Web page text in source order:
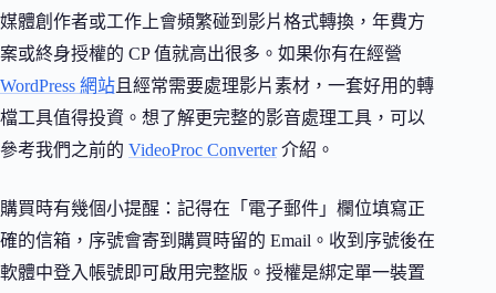
媒體創作者或工作上會頻繁碰到影片格式轉換，年費方
案或終身授權的 CP 值就高出很多。如果你有在經營
WordPress 網站 且經常需要處理影片素材，一套好用的轉
檔工具值得投資。想了解更完整的影音處理工具，可以
參考我們之前的 VideoProc Converter介紹。
購買時有幾個小提醒：記得在「電子郵件」欄位填寫正
確的信箱，序號會寄到購買時留的 Email。收到序號後在
軟體中登入帳號即可啟用完整版。授權是綁定單一裝置